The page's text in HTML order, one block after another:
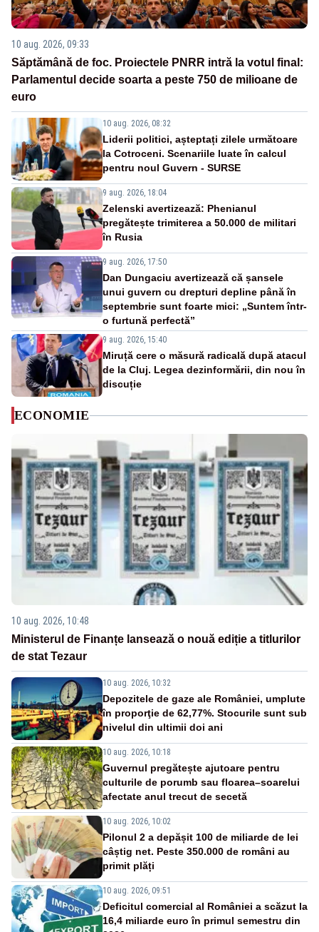
10 aug. 2026, 09:33
Săptămână de foc. Proiectele PNRR intră la votul final:
Parlamentul decide soarta a peste 750 de milioane de
euro
10 aug. 2026, 08:32
Liderii politici, așteptați zilele următoare
la Cotroceni. Scenariile luate în calcul
pentru noul Guvern - SURSE
9 aug. 2026, 18:04
Zelenski avertizează: Phenianul
pregătește trimiterea a 50.000 de militari
în Rusia
9 aug. 2026, 17:50
Dan Dungaciu avertizează că șansele
unui guvern cu drepturi depline până în
septembrie sunt foarte mici: „Suntem într-
o furtună perfectă”
9 aug. 2026, 15:40
Miruță cere o măsură radicală după atacul
de la Cluj. Legea dezinformării, din nou în
discuție
ECONOMIE
10 aug. 2026, 10:48
Ministerul de Finanțe lansează o nouă ediție a titlurilor
de stat Tezaur
10 aug. 2026, 10:32
Depozitele de gaze ale României, umplute
în proporţie de 62,77%. Stocurile sunt sub
nivelul din ultimii doi ani
10 aug. 2026, 10:18
Guvernul pregătește ajutoare pentru
culturile de porumb sau floarea–soarelui
afectate anul trecut de secetă
10 aug. 2026, 10:02
Pilonul 2 a depășit 100 de miliarde de lei
câștig net. Peste 350.000 de români au
primit plăți
10 aug. 2026, 09:51
Deficitul comercial al României a scăzut la
16,4 miliarde euro în primul semestru din